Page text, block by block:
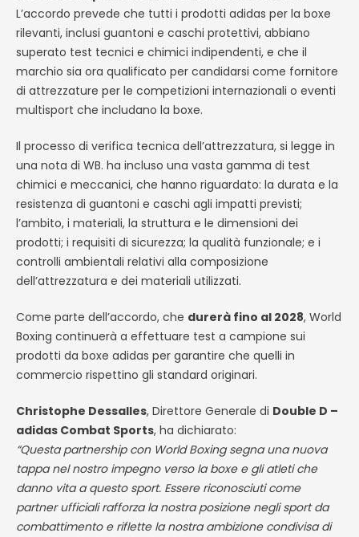
L’accordo prevede che tutti i prodotti adidas per la boxe
rilevanti, inclusi guantoni e caschi protettivi, abbiano
superato test tecnici e chimici indipendenti, e che il
marchio sia ora qualificato per candidarsi come fornitore
di attrezzature per le competizioni internazionali o eventi
multisport che includano la boxe.
Il processo di verifica tecnica dell’attrezzatura, si legge in
una nota di WB. ha incluso una vasta gamma di test
chimici e meccanici, che hanno riguardato: la durata e la
resistenza di guantoni e caschi agli impatti previsti;
l’ambito, i materiali, la struttura e le dimensioni dei
prodotti; i requisiti di sicurezza; la qualità funzionale; e i
controlli ambientali relativi alla composizione
dell’attrezzatura e dei materiali utilizzati.
Come parte dell’accordo, che durerà fino al 2028, World
Boxing continuerà a effettuare test a campione sui
prodotti da boxe adidas per garantire che quelli in
commercio rispettino gli standard originari.
Christophe Dessalles, Direttore Generale di Double D –
adidas Combat Sports, ha dichiarato:
“Questa partnership con World Boxing segna una nuova
tappa nel nostro impegno verso la boxe e gli atleti che
danno vita a questo sport. Essere riconosciuti come
partner ufficiali rafforza la nostra posizione negli sport da
combattimento e riflette la nostra ambizione condivisa di